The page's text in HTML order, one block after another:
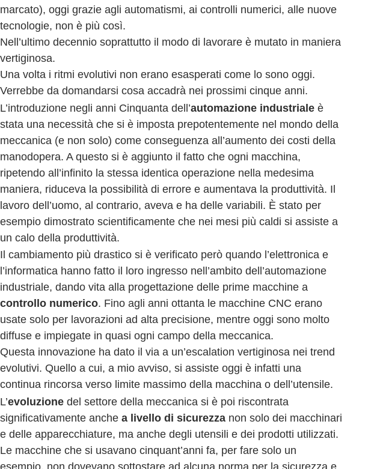
marcato), oggi grazie agli automatismi, ai controlli numerici, alle nuove
tecnologie, non è più così.
Nell’ultimo decennio soprattutto il modo di lavorare è mutato in maniera
vertiginosa.
Una volta i ritmi evolutivi non erano esasperati come lo sono oggi.
Verrebbe da domandarsi cosa accadrà nei prossimi cinque anni.
L’introduzione negli anni Cinquanta dell’automazione industriale è
stata una necessità che si è imposta prepotentemente nel mondo della
meccanica (e non solo) come conseguenza all’aumento dei costi della
manodopera. A questo si è aggiunto il fatto che ogni macchina,
ripetendo all’infinito la stessa identica operazione nella medesima
maniera, riduceva la possibilità di errore e aumentava la produttività. Il
lavoro dell’uomo, al contrario, aveva e ha delle variabili. È stato per
esempio dimostrato scientificamente che nei mesi più caldi si assiste a
un calo della produttività.
Il cambiamento più drastico si è verificato però quando l’elettronica e
l’informatica hanno fatto il loro ingresso nell’ambito dell’automazione
industriale, dando vita alla progettazione delle prime macchine a
controllo numerico. Fino agli anni ottanta le macchine CNC erano
usate solo per lavorazioni ad alta precisione, mentre oggi sono molto
diffuse e impiegate in quasi ogni campo della meccanica.
Questa innovazione ha dato il via a un’escalation vertiginosa nei trend
evolutivi. Quello a cui, a mio avviso, si assiste oggi è infatti una
continua rincorsa verso limite massimo della macchina o dell’utensile.
L’evoluzione del settore della meccanica si è poi riscontrata
significativamente anche a livello di sicurezza non solo dei macchinari
e delle apparecchiature, ma anche degli utensili e dei prodotti utilizzati.
Le macchine che si usavano cinquant’anni fa, per fare solo un
esempio, non dovevano sottostare ad alcuna norma per la sicurezza e